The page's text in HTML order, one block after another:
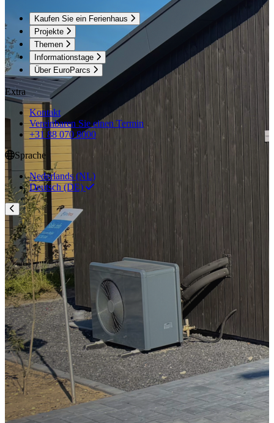
Kaufen Sie ein Ferienhaus
Projekte
Themen
Informationstage
Über EuroParcs
Extra
Kontakt
Vereinbaren Sie einen Termin
+31 88 070 8000
Sprache
Nederlands (NL)
Deutsch (DE)